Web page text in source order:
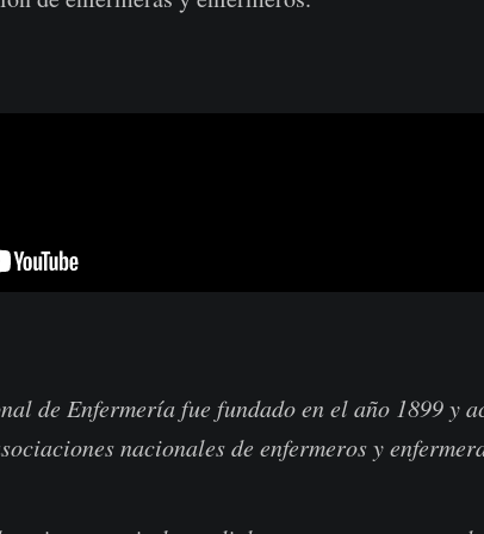
de Enfermería fue fundado en el año 1899 y
nacionales de enfermeros y